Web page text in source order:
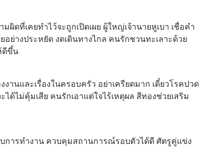
ดที่เคยทำไว้จะถูกเปิดเผย ผู้ใหญ่เจ้านายหูเบา เชื่อคำ
อย่างประหยัด งดเดินทางไกล คนรักชวนทะเลาะด้วย
ดีขึ้น
านและเรื่องในครอบครัว อย่าเครียดมาก เดี๋ยวโรคปวด
ด้ไม่คุ้มเสีย คนรักเอาแต่ใจไร้เหตุผล สีทองช่วยเสริม
การทำงาน ควบคุมสถานการณ์รอบตัวได้ดี ศัตรูคู่แข่ง